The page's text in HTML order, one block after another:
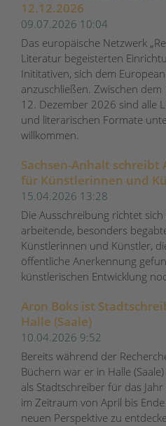
12.12.2026
09.07.2026 10:04
Das europäische Netzwerk
Literatur begeisterten
Inititativen, sich dem
anzuschließen. Zwischen
12. Dezember 2026 sind alle
und literarischen Formate
willkommen.
Sachsen-Anhalt
für Künstlerinnen und
15.04.2026 13:28
Die Ausschreibung richtet
arbeitende, besonders
Künstlerinnen und Künstler,
öffentliche Anerkennung
künstlerischen Entwicklung
Aron Boks ist
Halle (Saale)
10.04.2026 9:52
Bereits während der
Büchern war er in Halle
als Stadtschreiber für das
im Zeitraum von April bis
neuen Perspektive zu